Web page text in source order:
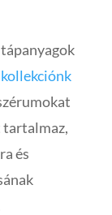
tartalmaz,
és